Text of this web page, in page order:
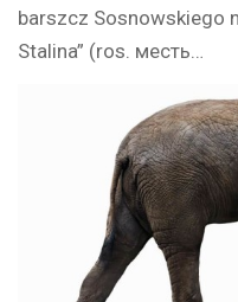
barszcz Sosnowskiego
Stalina” (ros. месть…